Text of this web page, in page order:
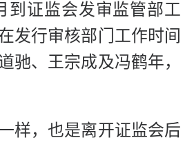
到证监会发审监管部工
发行审核部门工作时间
驰、王宗成及冯鹤年，
样，也是离开证监会后